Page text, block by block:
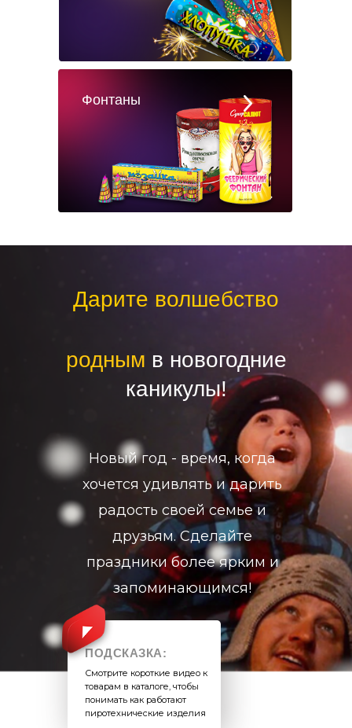
Фонтаны
родным в новогодние
каникулы!
Дарите волшебство
Новый год - время, когда
хочется удивлять и дарить
радость своей семье и
друзьям. Сделайте
праздники более ярким и
запоминающимся!
ПОДСКАЗКА:
Смотрите короткие видео к
товарам в каталоге, чтобы
понимать как работают
пиротехнические изделия